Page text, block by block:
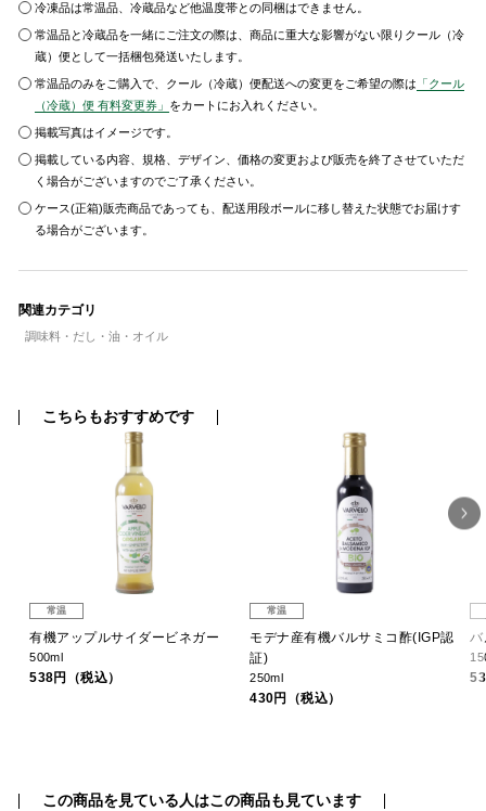
冷凍品は常温品、冷蔵品など他温度帯との同梱はできません。
常温品と冷蔵品を一緒にご注文の際は、商品に重大な影響がない限りクール（冷
蔵）便として一括梱包発送いたします。
常温品のみをご購入で、クール（冷蔵）便配送への変更をご希望の際は 「クール
（冷蔵）便 有料変更券」 をカートにお入れください。
掲載写真はイメージです。
掲載している内容、規格、デザイン、価格の変更および販売を終了させていただ
く場合がございますのでご了承ください。
ケース(正箱)販売商品であっても、配送用段ボールに移し替えた状態でお届けす
る場合がございます。
関連カテゴリ
調味料・だし・油・オイル
こちらもおすすめです
常温
有機アップルサイダービネガー
500ml
538円（税込）
常温
モデナ産有機バルサミコ酢(IGP認
証)
250ml
430円（税込）
この商品を見ている人はこの商品も見ています